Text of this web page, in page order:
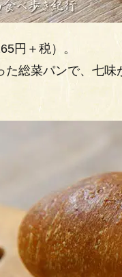
円＋税）。
た総菜パンで、七